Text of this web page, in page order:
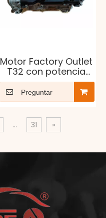
Motor Factory Outlet
T32 con potencia
confiable y
eficiencia de
combustible
Preguntar
... 31 »